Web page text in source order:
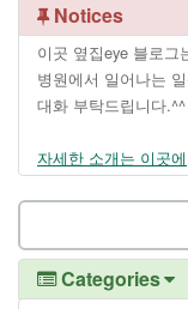
Notices
이곳 옆집eye 블로
병원에서 일어나는
대화 부탁드립니다.^^
자세한 소개는 이곳에
Categories